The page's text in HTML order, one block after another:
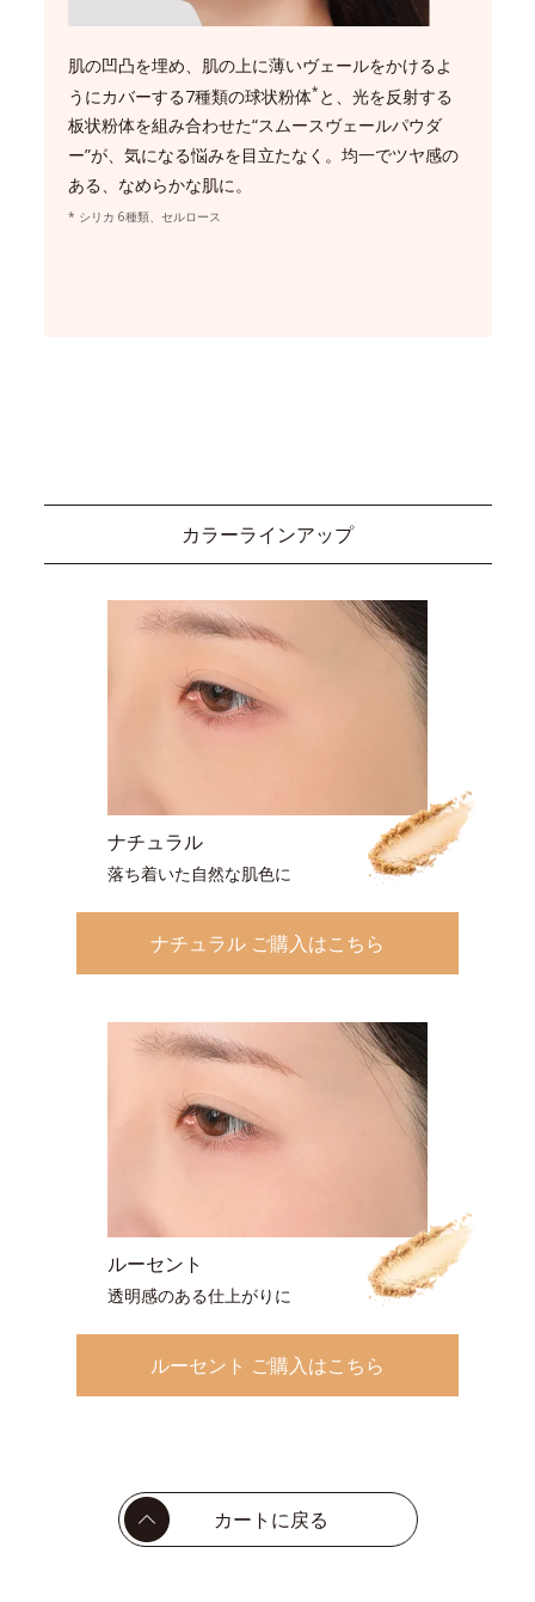
肌の凹凸を埋め、肌の上に薄いヴェールをかけるよ
うにカバーする7種類の球状粉体* と、光を反射する
板状粉体を組み合わせた“スムースヴェールパウダ
ー”が、気になる悩みを目立たなく。均一でツヤ感の
ある、なめらかな肌に。
* シリカ 6種類、セルロース
カラーラインアップ
ナチュラル
落ち着いた自然な肌色に
ナチュラル ご購入はこちら
ルーセント
透明感のある仕上がりに
ルーセント ご購入はこちら
カートに戻る